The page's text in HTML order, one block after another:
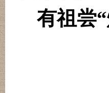
有祖尝“